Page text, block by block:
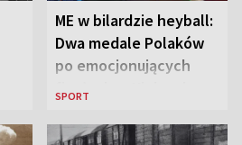
ME w bilardzie heyball:
Dwa medale Polaków
po emocjonujących
finałach w Kielcach
SPORT